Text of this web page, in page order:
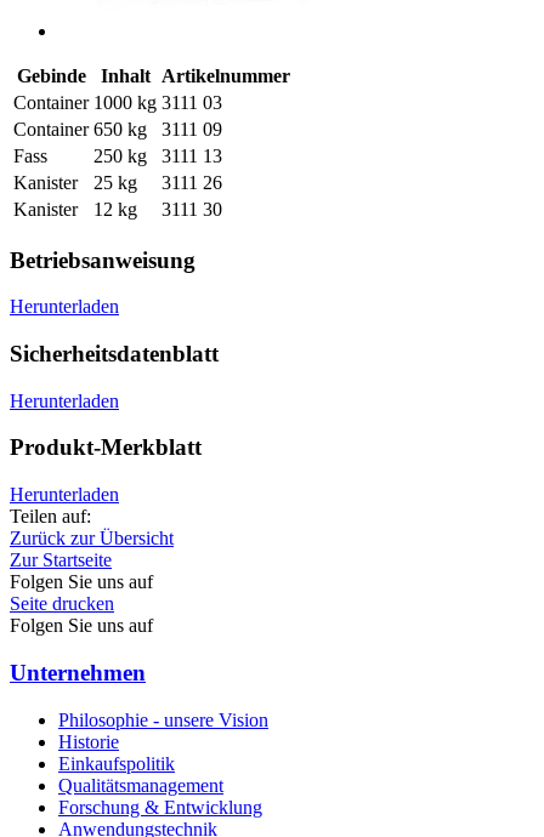
Gebinde Inhalt
Artikelnummer
Container 1000 kg 3111 03
Container 650 kg
3111 09
Fass
250 kg
3111 13
Kanister
25 kg
3111 26
Kanister
12 kg 3111 30
Betriebsanweisung
Herunterladen
Sicherheitsdatenblatt
Herunterladen
Produkt-Merkblatt
Herunterladen
Teilen auf:
Zurück zur Übersicht
Zur Startseite
Folgen Sie uns auf
Seite drucken
Folgen Sie uns auf
Unternehmen
Philosophie - unsere Vision
Historie
Einkaufspolitik
Qualitätsmanagement
Forschung & Entwicklung
Anwendungstechnik